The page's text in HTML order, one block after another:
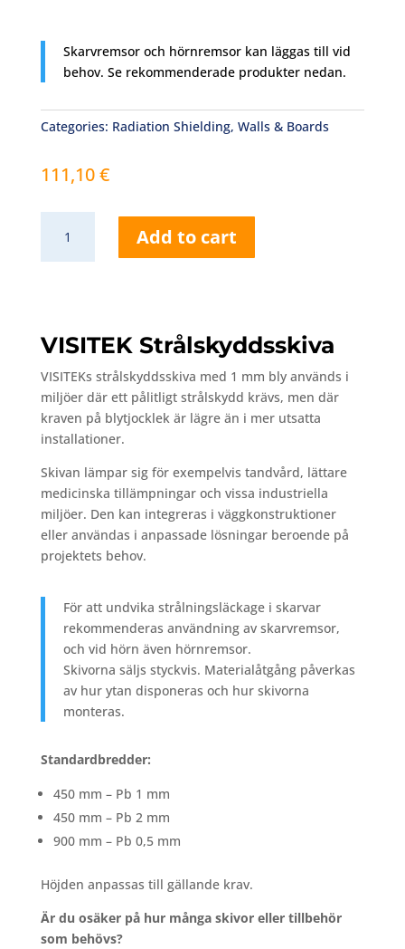
Skarvremsor och hörnremsor kan läggas till vid
behov. Se rekommenderade produkter nedan.
Categories: Radiation Shielding, Walls & Boards
111,10€
Strålskyddsskiva
–
quantity
Add to cart
VISITEK Strålskyddsskiva
VISITEKs strålskyddsskiva med 1 mm bly används i
miljöer där ett pålitligt strålskydd krävs, men där
kraven på blytjocklek är lägre än i mer utsatta
installationer.
Skivan lämpar sig för exempelvis tandvård, lättare
medicinska tillämpningar och vissa industriella
miljöer. Den kan integreras i väggkonstruktioner
eller användas i anpassade lösningar beroende på
projektets behov.
För att undvika strålningsläckage i skarvar
rekommenderas användning av skarvremsor,
och vid hörn även hörnremsor.
Skivorna säljs styckvis. Materialåtgång påverkas
av hur ytan disponeras och hur skivorna
monteras.
Standardbredder:
450 mm – Pb 1 mm
450 mm – Pb 2 mm
900 mm – Pb 0,5 mm
Höjden anpassas till gällande krav.
Är du osäker på hur många skivor eller tillbehör
som behövs?